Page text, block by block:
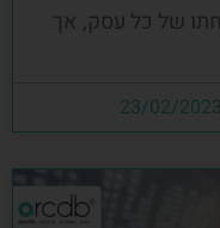
של כל עסק, אך